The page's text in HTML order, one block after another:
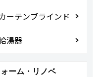
カーテンブラインド
湯器
ォーム・リノベ